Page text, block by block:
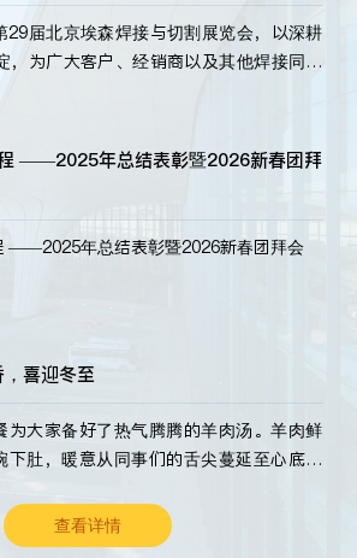
29届北京埃森焊接与切割展览会，以深耕
，为广大客户、经销商以及其他焊接同仁
——2025年总结表彰暨2026新春团拜
——2025年总结表彰暨2026新春团拜会
喜迎冬至
为大家备好了热气腾腾的羊肉汤。羊肉鲜
下肚，暖意从同事们的舌尖蔓延至心底。
查看详情